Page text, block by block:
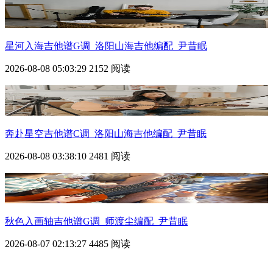
星河入海吉他谱G调_洛阳山海吉他编配_尹昔眠
2026-08-08 05:03:29 2152 阅读
奔赴星空吉他谱C调_洛阳山海吉他编配_尹昔眠
2026-08-08 03:38:10 2481 阅读
秋色入画轴吉他谱G调_师渡尘编配_尹昔眠
2026-08-07 02:13:27 4485 阅读